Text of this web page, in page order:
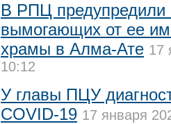
В РПЦ
вымогающих от ее
храмы в Алма-Ате 17
10:12
У главы ПЦУ
COVID-19 17 января